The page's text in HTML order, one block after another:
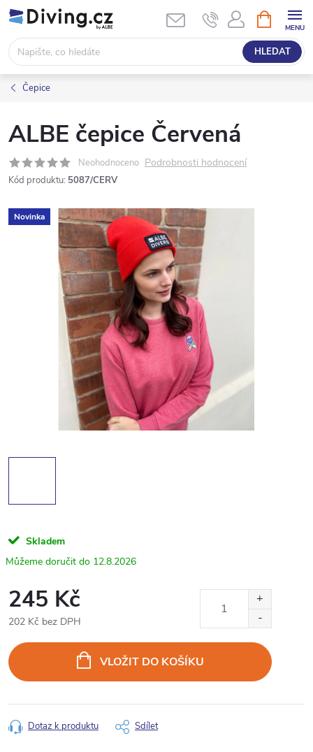
Přejít
na
obsah
HLEDAT
NÁKUPNÍ
KOŠÍK
Čepice
ALBE čepice Červená
Neohodnoceno Podrobnosti hodnocení
Kód produktu: 5087/CERV
Novinka
Skladem
12.8.2026
245 Kč
202 Kč bez DPH
cena:
VLOŽIT DO KOŠÍKU
Dotaz k produktu Sdílet